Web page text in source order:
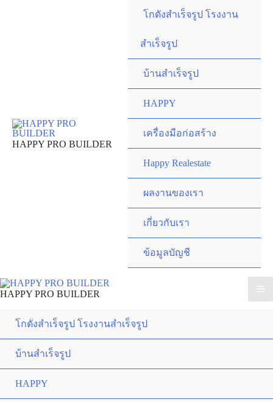
HAPPY PRO BUILDER
โกดังสำเร็จรูป โรงงาน
สำเร็จรูป
บ้านสำเร็จรูป
HAPPY
เครื่องมือก่อสร้าง
Happy Realestate
ผลงานของเรา
เกี่ยวกับเรา
ข้อมูลบัญชี
HAPPY PRO BUILDER
โกดังสำเร็จรูป โรงงานสำเร็จรูป
บ้านสำเร็จรูป
HAPPY